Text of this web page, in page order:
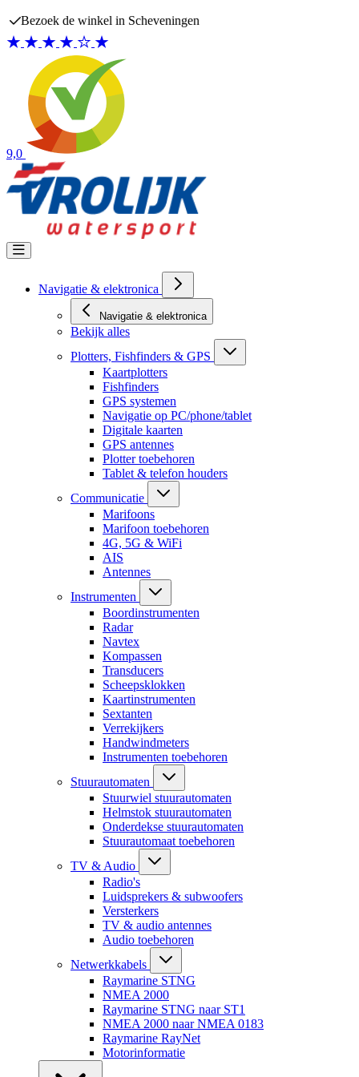
Bezoek de winkel in Scheveningen
9,0
Navigatie & elektronica
Navigatie & elektronica
Bekijk alles
Plotters, Fishfinders & GPS
Kaartplotters
Fishfinders
GPS systemen
Navigatie op PC/phone/tablet
Digitale kaarten
GPS antennes
Plotter toebehoren
Tablet & telefon houders
Communicatie
Marifoons
Marifoon toebehoren
4G, 5G & WiFi
AIS
Antennes
Instrumenten
Boordinstrumenten
Radar
Navtex
Kompassen
Transducers
Scheepsklokken
Kaartinstrumenten
Sextanten
Verrekijkers
Handwindmeters
Instrumenten toebehoren
Stuurautomaten
Stuurwiel stuurautomaten
Helmstok stuurautomaten
Onderdekse stuurautomaten
Stuurautomaat toebehoren
TV & Audio
Radio's
Luidsprekers & subwoofers
Versterkers
TV & audio antennes
Audio toebehoren
Netwerkkabels
Raymarine STNG
NMEA 2000
Raymarine STNG naar ST1
NMEA 2000 naar NMEA 0183
Raymarine RayNet
Motorinformatie